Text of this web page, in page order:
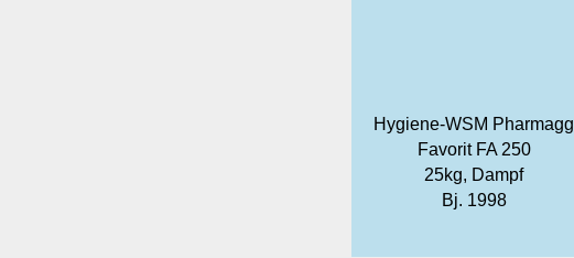
Hygiene-WSM Pharmagg
Favorit FA 250
25kg, Dampf
Bj. 1998